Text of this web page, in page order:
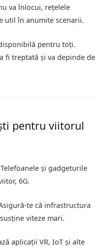
va înlocui, rețelele
util în anumite scenarii.
pentru toți.
fi treptată și va depinde de
pentru viitorul
Telefoanele și gadgeturile
6G.
te că infrastructura
viteze mari.
aplicații VR, IoT și alte